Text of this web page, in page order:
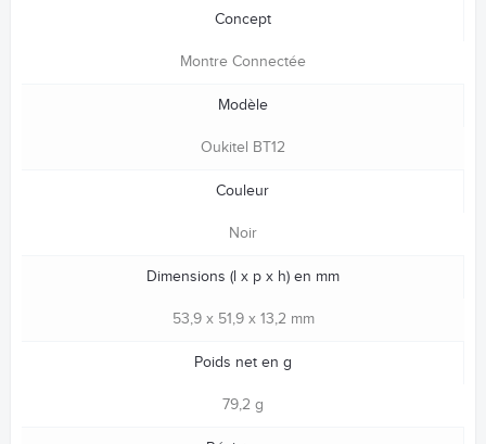
Concept
Montre Connectée
Modèle
Oukitel BT12
Couleur
Noir
Dimensions (l x p x h) en mm
53,9 x 51,9 x 13,2 mm
Poids net en g
79,2 g